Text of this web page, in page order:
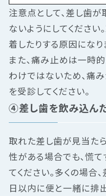
注意点として、差し歯
ないようにしてください
着したりする原因になり
また、痛み止めは一時
わけではないため、痛
を受診してください。
④差し歯を飲み込ん
取れた差し歯が見当た
性がある場合でも、慌
てください。多くの場合
日以内に便と一緒に排